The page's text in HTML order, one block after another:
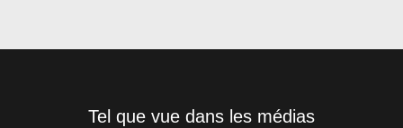
Tel que vue dans les médias